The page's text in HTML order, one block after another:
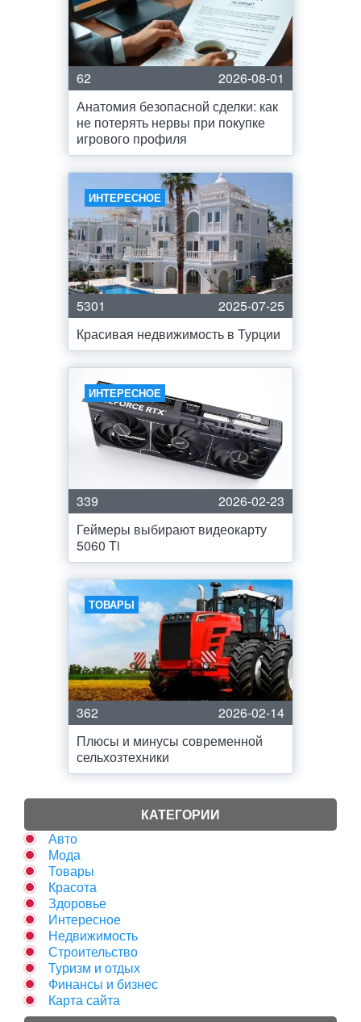
62
2026-08-01
Анатомия безопасной сделки: как
не потерять нервы при покупке
игрового профиля
ИНТЕРЕСНОЕ
5301
2025-07-25
Красивая недвижимость в Турции
ИНТЕРЕСНОЕ
339
2026-02-23
Геймеры выбирают видеокарту
5060 Ti
ТОВАРЫ
362
2026-02-14
Плюсы и минусы современной
сельхозтехники
КАТЕГОРИИ
Авто
Мода
Товары
Красота
Здоровье
Интересное
Недвижимость
Строительство
Туризм и отдых
Финансы и бизнес
Карта сайта